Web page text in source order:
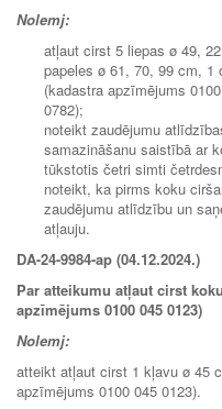
Nolemj:
atļaut cirst 5 liepas ø 49,
papeles ø 61, 70, 99 cm, 1
(kadastra apzīmējums
0782);
noteikt zaudējumu
samazināšanu saistībā ar
tūkstotis četri simti
noteikt, ka pirms koku
zaudējumu atlīdzību un
atļauju.
DA-24-9984-ap (04.12.2024.)
Par atteikumu atļaut cirst
apzīmējums 0100 045 0123)
Nolemj:
atteikt atļaut cirst 1 kļavu ø 45
apzīmējums 0100 045 0123).